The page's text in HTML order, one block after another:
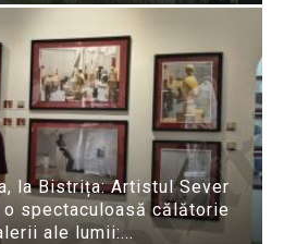
la Bistrița: Artistul Sever
spectaculoasă călătorie
ale lumii:...